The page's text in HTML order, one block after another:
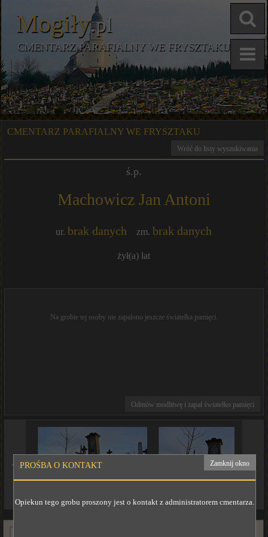
Mogiły.pl
CMENTARZ PARAFIALNY WE FRYSZTAKU
PROŚBA O KONTAKT Zamknij okno
Opiekun tego grobu proszony jest o kontakt z administratorem cmentarza.
CMENTARZ PARAFIALNY WE FRYSZTAKU
Wróć do listy wyszukiwania
ś.p.
Machowicz Jan Antoni
ur. brak danych zm. brak danych
żył(a) lat
Na grobie tej osoby nie zapalono jeszcze światełka pamięci.
Odmów modlitwę i zapal światełko pamięci
◄ ►